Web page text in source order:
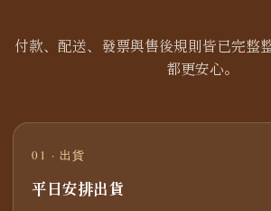
付款、配送、發票與售後規則皆已完整
都更安心。
01 · 出貨
平日安排出貨